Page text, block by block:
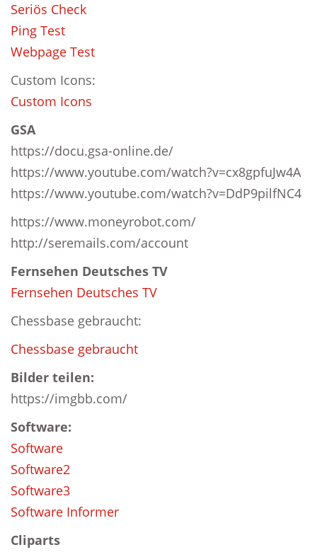
Seriös Check
Ping Test
Webpage Test
Custom Icons:
Custom Icons
GSA
https://docu.gsa-online.de/
https://www.youtube.com/watch?v=cx8gpfuJw4A
https://www.youtube.com/watch?v=DdP9pilfNC4
https://www.moneyrobot.com/
http://seremails.com/account
Fernsehen Deutsches TV
Fernsehen Deutsches TV
Chessbase gebraucht:
Chessbase gebraucht
Bilder teilen:
https://imgbb.com/
Software:
Software
Software2
Software3
Software Informer
Cliparts